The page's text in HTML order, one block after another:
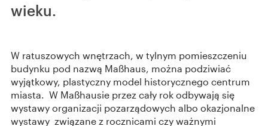
wieku.
W ratuszowych wnętrzach, w tylnym pomieszczeniu
budynku pod nazwą Maßhaus, można podziwiać
wyjątkowy, plastyczny model historycznego centrum
miasta. W Maßhausie przez cały rok odbywają się
wystawy organizacji pozarządowych albo okazjonalne
wystawy związane z rocznicami czy ważnymi